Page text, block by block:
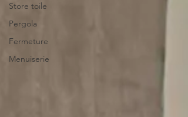
Store toile
Pergola
Fermeture
Menuiserie